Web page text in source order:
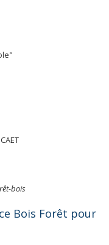
bois
Bois Forêt pour